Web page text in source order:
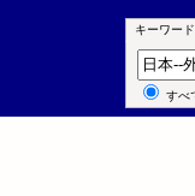
キーワー
キーワ
すべ